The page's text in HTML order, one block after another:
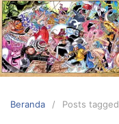
Langsung
ke
konten
Beranda Posts